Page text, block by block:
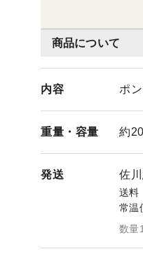
商品について
内容 ポ
重量・ 容量 約
発送 佐
送料
常温
数量